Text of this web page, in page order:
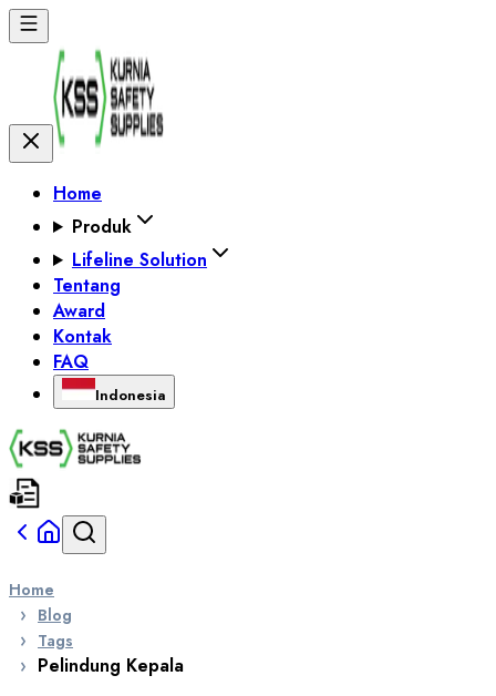
Home
Produk
Lifeline Solution
Tentang
Award
Kontak
FAQ
Indonesia
Home
Blog
Tags
Pelindung Kepala